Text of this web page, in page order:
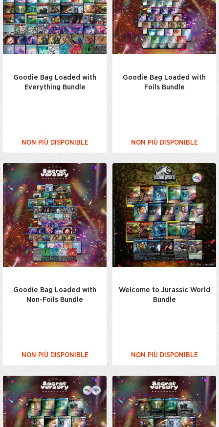
Goodie Bag Loaded with
Everything Bundle
NON PIÙ DISPONIBLE
Goodie Bag Loaded with
Foils Bundle
NON PIÙ DISPONIBLE
Goodie Bag Loaded with
Non-Foils Bundle
NON PIÙ DISPONIBLE
Welcome to Jurassic World
Bundle
NON PIÙ DISPONIBLE